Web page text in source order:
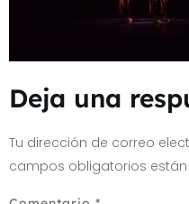
Deja una
Tu dirección de correo
campos obligatorios